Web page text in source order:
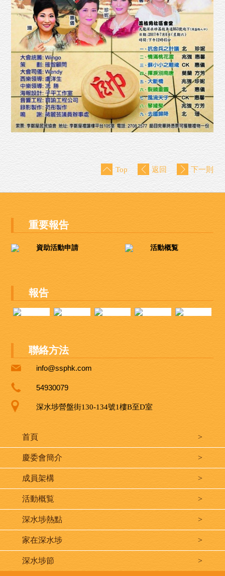
Top 返回 下一則
重要報告
資助活動申請 活動概覧
報告
聯絡方法
info@ssphk.com
54930079
深水埗營盤街130-134號1樓B至D室
首頁 >
慶委會簡介 >
成員架構 >
活動概覧 >
深水埗熱點 >
家在深水埗 >
深水埗節 >